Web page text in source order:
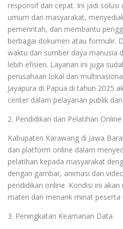
responsif dan cepat. Ini jadi
umum dari masyarakat,
pemerintah, dan membantu
berbagai dokumen atau formulir.
waktu dan sumber daya manusia
lebih efisien. Layanan ini juga
perusahaan lokal dan
Jayapura di Papua di tahun 2025
center dalam pelayanan publik
2. Pendidikan dan Pelatihan Online
Kabupaten Karawang di Jawa
dan platform online dalam
pelatihan kepada masyarakat
dengan gambar, animasi dan
pendidikan online. Kondisi ini
materi dan menarik minat peserta
3. Peningkatan Keamanan Data